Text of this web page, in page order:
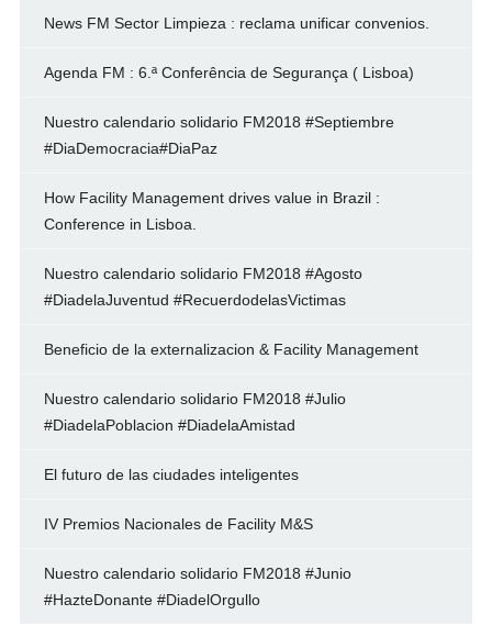
News FM Sector Limpieza : reclama unificar convenios.
Agenda FM : 6.ª Conferência de Segurança ( Lisboa)
Nuestro calendario solidario FM2018 #Septiembre
#DiaDemocracia#DiaPaz
How Facility Management drives value in Brazil :
Conference in Lisboa.
Nuestro calendario solidario FM2018 #Agosto
#DiadelaJuventud #RecuerdodelasVictimas
Beneficio de la externalizacion & Facility Management
Nuestro calendario solidario FM2018 #Julio
#DiadelaPoblacion #DiadelaAmistad
El futuro de las ciudades inteligentes
IV Premios Nacionales de Facility M&S
Nuestro calendario solidario FM2018 #Junio
#HazteDonante #DiadelOrgullo